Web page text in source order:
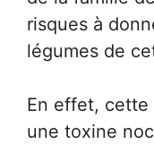
risques à
légumes de
En effet,
une toxine